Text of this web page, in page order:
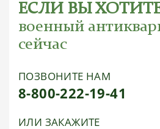
ЕСЛИ ВЫ
военный
сейчас
ПОЗВОНИТЕ НАМ
8-800-222-19-41
ИЛИ ЗАКАЖИТЕ